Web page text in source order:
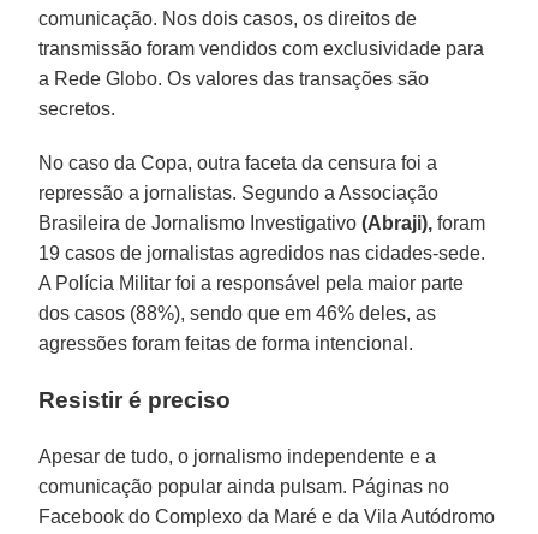
comunicação. Nos dois casos, os direitos de
transmissão foram vendidos com exclusividade para
a Rede Globo. Os valores das transações são
secretos.
No caso da Copa, outra faceta da censura foi a
repressão a jornalistas. Segundo a Associação
Brasileira de Jornalismo Investigativo(Abraji), foram
19 casos de jornalistas agredidos nas cidades-sede.
A Polícia Militar foi a responsável pela maior parte
dos casos (88%), sendo que em 46% deles, as
agressões foram feitas de forma intencional.
Resistir é preciso
Apesar de tudo, o jornalismo independente e a
comunicação popular ainda pulsam. Páginas no
Facebook do Complexo da Maré e da Vila Autódromo